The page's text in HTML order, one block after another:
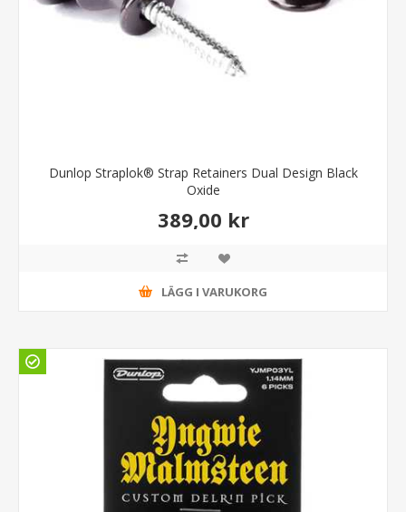
Dunlop Straplok® Strap Retainers Dual Design Black
Oxide
389,00 kr
LÄGG I VARUKORG